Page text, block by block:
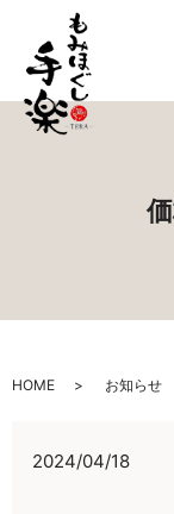
HOME お知らせ
2024/04/18